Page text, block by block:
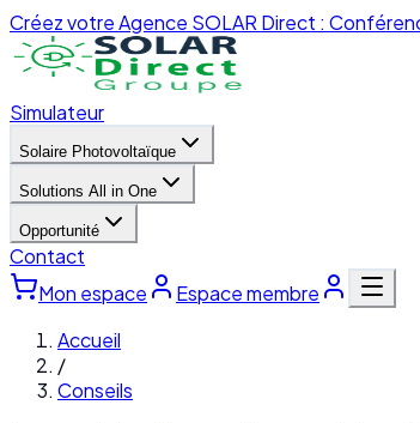
Créez votre Agence SOLAR Direct :
Simulateur
Solaire Photovoltaïque
Solutions All in One
Opportunité
Contact
Mon espace
Espace membre
Accueil
/
Conseils